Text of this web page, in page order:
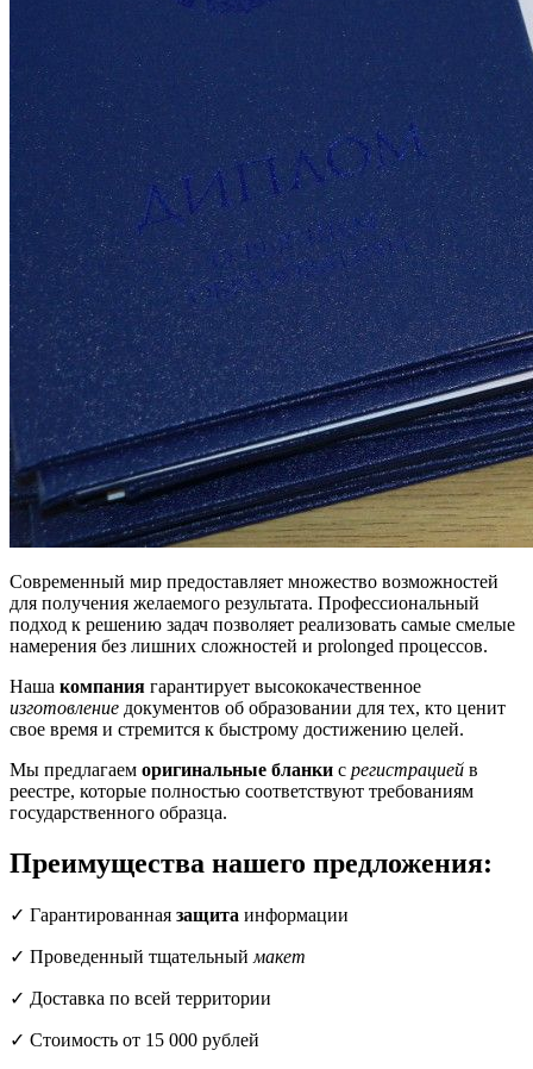
Современный мир предоставляет множество возможностей
для получения желаемого результата. Профессиональный
подход к решению задач позволяет реализовать самые смелые
намерения без лишних сложностей и prolonged процессов.
Наша компания гарантирует высококачественное
изготовление документов об образовании для тех, кто ценит
свое время и стремится к быстрому достижению целей.
Мы предлагаем оригинальные бланки с регистрацией в
реестре, которые полностью соответствуют требованиям
государственного образца.
Преимущества нашего предложения:
✓ Гарантированная защита информации
✓ Проведенный тщательный макет
✓ Доставка по всей территории
✓ Стоимость от 15 000 рублей